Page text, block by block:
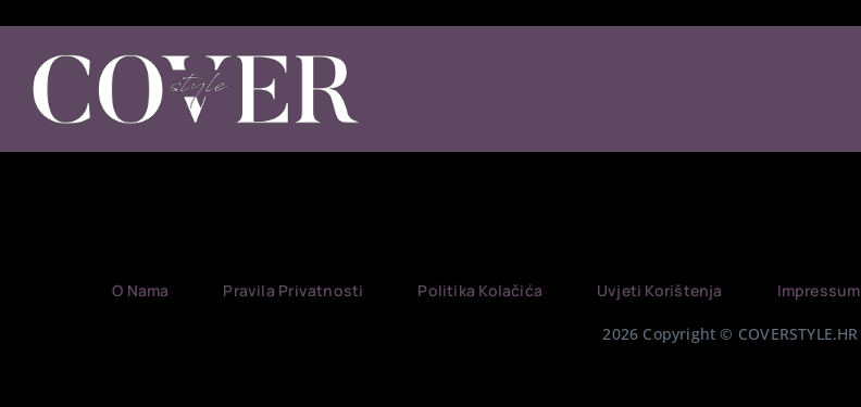
O Nama Pravila Privatnosti Politika Kolačića Uvjeti Korištenja Impressum
2026 Copyright © COVERSTYLE.HR